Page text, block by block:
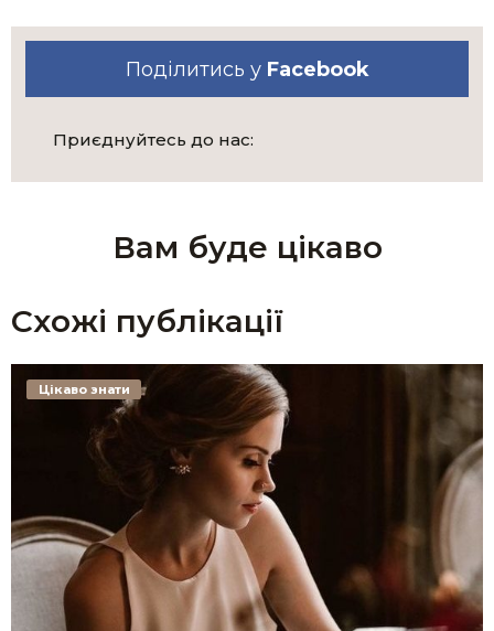
Поділитись у Facebook
Приєднуйтесь до нас:
Вам буде цікаво
Схожі публікації
Цікаво знати